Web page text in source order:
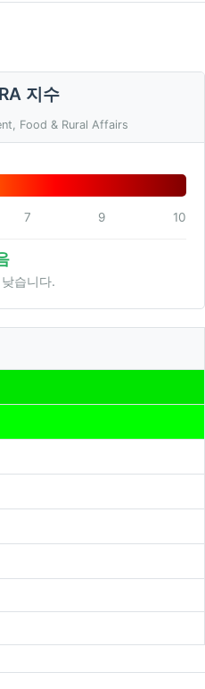
지수
Food & Rural Affairs
7 9 10
습니다.